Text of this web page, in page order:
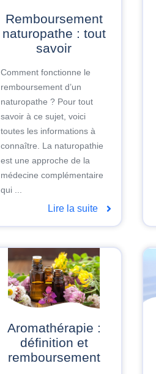
Remboursement
naturopathe : tout
savoir
Comment fonctionne le
remboursement d’un
naturopathe ? Pour tout
savoir à ce sujet, voici
toutes les informations à
connaître. La naturopathie
est une approche de la
médecine complémentaire
qui ...
Lire la suite
Aromathérapie :
définition et
remboursement